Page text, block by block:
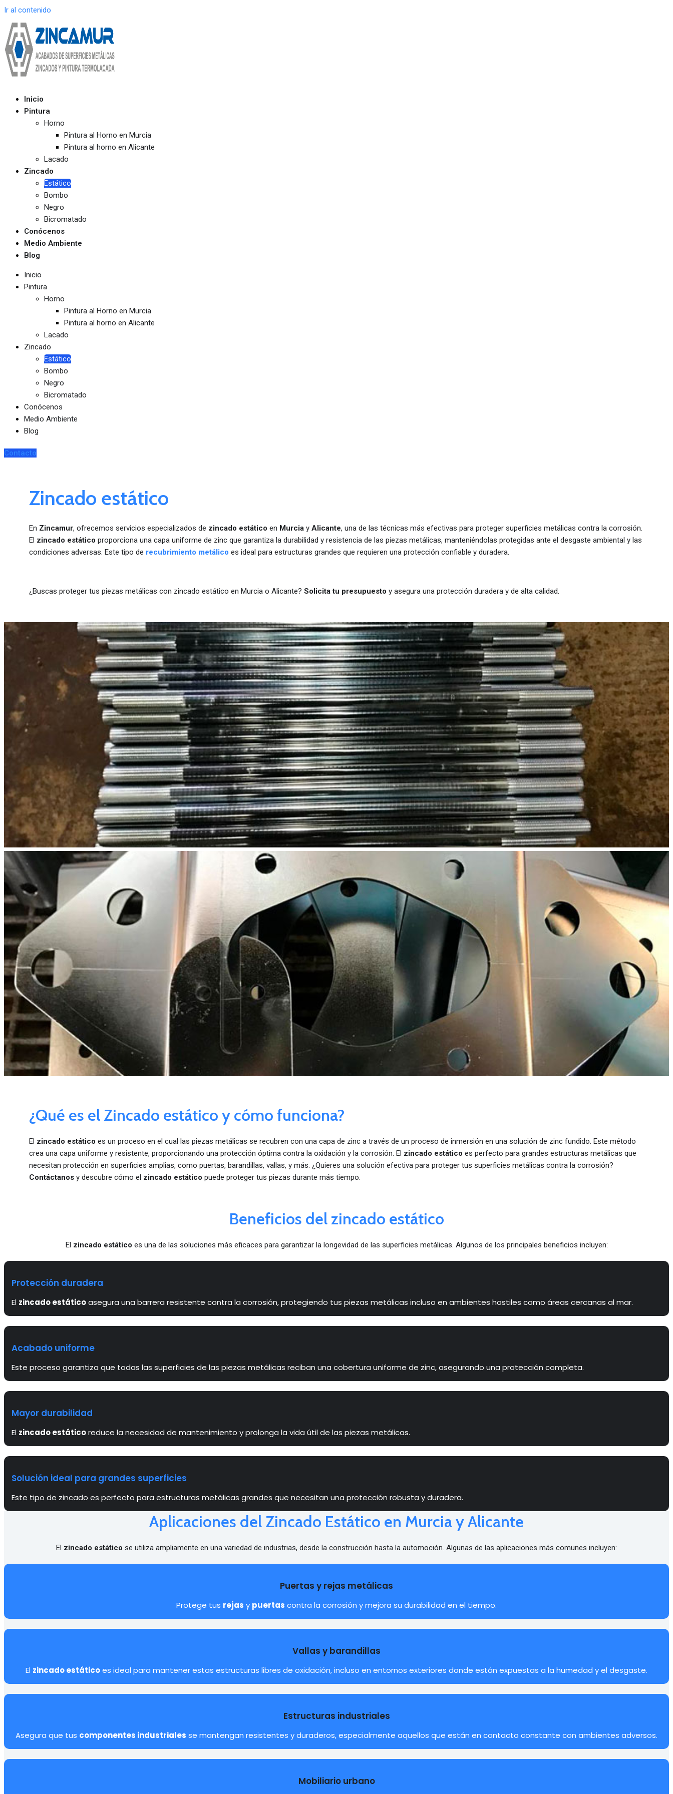
Ir al contenido
Inicio
Pintura
Horno
Pintura al Horno en Murcia
Pintura al horno en Alicante
Lacado
Zincado
Estático
Bombo
Negro
Bicromatado
Conócenos
Medio Ambiente
Blog
Inicio
Pintura
Horno
Pintura al Horno en Murcia
Pintura al horno en Alicante
Lacado
Zincado
Estático
Bombo
Negro
Bicromatado
Conócenos
Medio Ambiente
Blog
Contacto
Zincado estático
En Zincamur, ofrecemos servicios especializados de zincado estático en Murcia y Alicante, una de las técnicas más efectivas para proteger superficies metálicas contra la corrosión.
El zincado estático proporciona una capa uniforme de zinc que garantiza la durabilidad y resistencia de las piezas metálicas, manteniéndolas protegidas ante el desgaste ambiental y las
condiciones adversas. Este tipo de recubrimiento metálico es ideal para estructuras grandes que requieren una protección confiable y duradera.
¿Buscas proteger tus piezas metálicas con zincado estático en Murcia o Alicante? Solicita tu presupuesto y asegura una protección duradera y de alta calidad.
¿Qué es el Zincado estático y cómo funciona?
El zincado estático es un proceso en el cual las piezas metálicas se recubren con una capa de zinc a través de un proceso de inmersión en una solución de zinc fundido. Este método
crea una capa uniforme y resistente, proporcionando una protección óptima contra la oxidación y la corrosión. El zincado estático es perfecto para grandes estructuras metálicas que
necesitan protección en superficies amplias, como puertas, barandillas, vallas, y más. ¿Quieres una solución efectiva para proteger tus superficies metálicas contra la corrosión?
Contáctanos y descubre cómo el zincado estático puede proteger tus piezas durante más tiempo.
Beneficios del zincado estático
El zincado estático es una de las soluciones más eficaces para garantizar la longevidad de las superficies metálicas. Algunos de los principales beneficios incluyen:
Protección duradera
El zincado estáticoasegura una barrera resistente contra la corrosión, protegiendo tus piezas metálicas incluso en ambientes hostiles como áreas cercanas al mar.
Acabado uniforme
Este proceso garantiza que todas las superficies de las piezas metálicas reciban una cobertura uniforme de zinc, asegurando una protección completa.
Mayor durabilidad
El zincado estáticoreduce la necesidad de mantenimiento y prolonga la vida útil de las piezas metálicas.
Solución ideal para grandes superficies
Este tipo de zincado es perfecto para estructuras metálicas grandes que necesitan una protección robusta y duradera.
Aplicaciones del Zincado Estático en Murcia y Alicante
El zincado estático se utiliza ampliamente en una variedad de industrias, desde la construcción hasta la automoción. Algunas de las aplicaciones más comunes incluyen:
Puertas y rejas metálicas
Protege tus rejas y puertas contra la corrosión y mejora su durabilidad en el tiempo.
Vallas y barandillas
El zincado estáticoes ideal para mantener estas estructuras libres de oxidación, incluso en entornos exteriores donde están expuestas a la humedad y el desgaste.
Estructuras industriales
Asegura que tus componentes industriales se mantengan resistentes y duraderos, especialmente aquellos que están en contacto constante con ambientes adversos.
Mobiliario urbano